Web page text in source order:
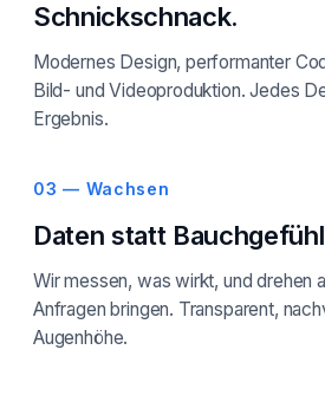
Schnickschnack.
Modernes Design, performanter
Bild- und Videoproduktion. Jedes
Ergebnis.
03 — Wachsen
Daten statt
Wir messen, was wirkt, und drehen
Anfragen bringen. Transparent,
Augenhöhe.